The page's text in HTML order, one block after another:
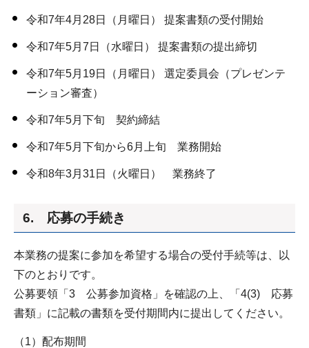
令和7年4月28日（月曜日） 提案書類の受付開始
令和7年5月7日（水曜日） 提案書類の提出締切
令和7年5月19日（月曜日） 選定委員会（プレゼンテ
ーション審査）
令和7年5月下旬 契約締結
令和7年5月下旬から6月上旬 業務開始
令和8年3月31日（火曜日） 業務終了
6. 応募の手続き
本業務の提案に参加を希望する場合の受付手続等は、以
下のとおりです。
公募要領「3 公募参加資格」を確認の上、「4(3) 応募
書類」に記載の書類を受付期間内に提出してください。
（1）配布期間